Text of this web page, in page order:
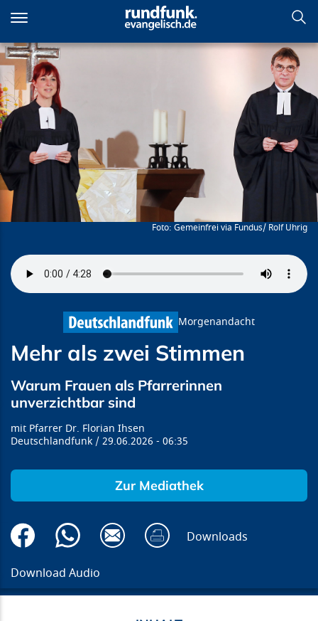
zum
Inhalt
Mehr als zwei Stimmen
Gemeinfrei via Fundus/ Rolf Uhrig
Morgenandacht
Mehr als zwei Stimmen
Warum Frauen als Pfarrerinnen
unverzichtbar sind
Pfarrer Dr. Florian Ihsen
Deutschlandfunk
29.06.2026 06:35
Zur Mediathek
Downloads
Download Audio